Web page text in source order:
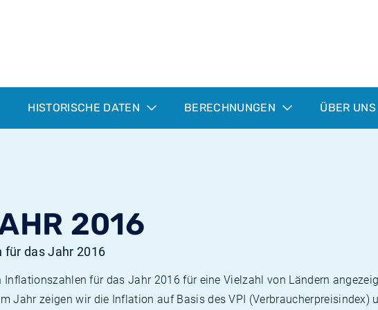
HISTORISCHE DATEN BERECHNUNGEN ÜBER UNS
2016
das Jahr 2016
für das Jahr 2016 für eine Vielzahl von Ländern
Jahr zeigen wir die Inflation auf Basis des VPI (Verbraucherpreisindex)